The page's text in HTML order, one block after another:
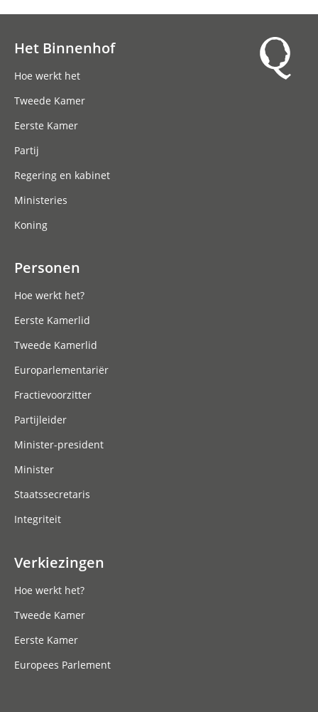
Het Binnenhof
Hoe werkt het
Tweede Kamer
Eerste Kamer
Partij
Regering en kabinet
Ministeries
Koning
Personen
Hoe werkt het?
Eerste Kamerlid
Tweede Kamerlid
Europarlementariër
Fractievoorzitter
Partijleider
Minister-president
Minister
Staatssecretaris
Integriteit
Verkiezingen
Hoe werkt het?
Tweede Kamer
Eerste Kamer
Europees Parlement